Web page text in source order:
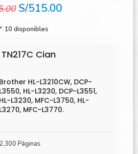
El
original
S/565.00.
S/515.00
10 disponibles
Cian
Brother HL-L3210CW, DCP-
L3550, HL-L3230, DCP-L3551,
HL-L3230, MFC-L3750, HL-
L3270, MFC-L3770.
2,300 Páginas